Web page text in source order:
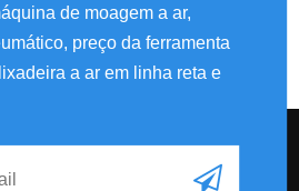
de moagem a ar,
preço da ferramenta
a ar em linha reta e